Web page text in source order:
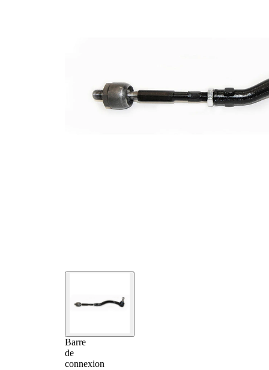
Barre
de
connexion